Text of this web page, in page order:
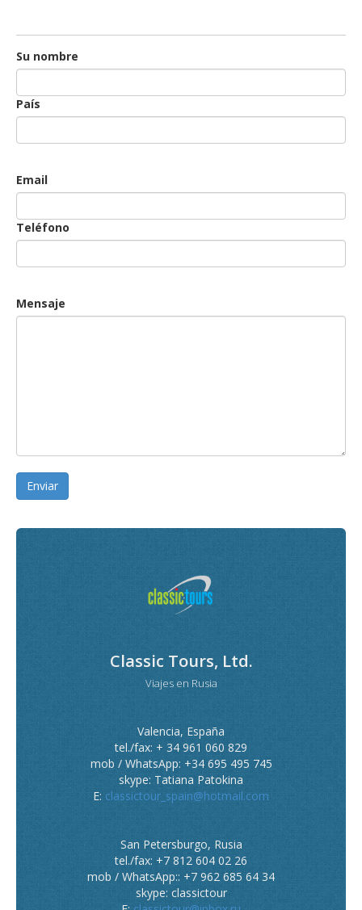
Su nombre
País
Email
Teléfono
Mensaje
Enviar
Classic Tours, Ltd.
Viajes en Rusia
Valencia, España
tel./fax: + 34 961 060 829
mob / WhatsApp: +34 695 495 745
skype: Tatiana Patokina
E: classictour_spain@hotmail.com
San Petersburgo, Rusia
tel./fax: +7 812 604 02 26
mob / WhatsApp:: +7 962 685 64 34
skype: classictour